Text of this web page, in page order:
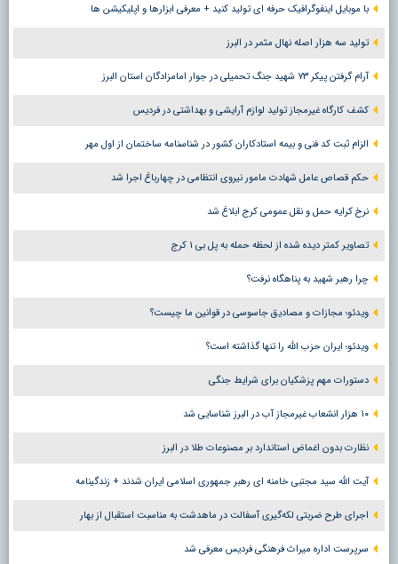
با موبایل اینفوگرافیک حرفه ای تولید کنید + معرفی ابزارها و اپلیکیشن ها
تولید سه هزار اصله نهال مثمر در البرز
آرام گرفتن پیکر ۷۳ شهید جنگ تحمیلی در جوار امامزادگان استان البرز
کشف کارگاه غیرمجاز تولید لوازم آرایشی و بهداشتی در فردیس
الزام ثبت کد فنی و بیمه استادکاران کشور در شناسنامه ساختمان از اول مهر
حکم قصاص عامل شهادت مامور نیروی انتظامی در چهارباغ اجرا شد
نرخ کرایه حمل و نقل عمومی کرج ابلاغ شد
تصاویر کمتر دیده شده از لحظه حمله به پل بی ۱ کرج
چرا رهبر شهید به پناهگاه نرفت؟
ویدئو؛ مجازات و مصادیق جاسوسی در قوانین ما چیست؟
ویدئو؛ ایران حزب الله را تنها گذاشته است؟
دستورات مهم پزشکیان برای شرایط جنگی
۱۰ هزار انشعاب غیرمجاز آب در البرز شناسایی شد
نظارت بدون اغماض استاندارد بر مصنوعات طلا در البرز
آیت الله سید مجتبی خامنه ای رهبر جمهوری اسلامی ایران شدند + زندگینامه
اجرای طرح ضربتی لکه‌گیری آسفالت در ماهدشت به مناسبت استقبال از بهار
سرپرست اداره میراث فرهنگی فردیس معرفی شد